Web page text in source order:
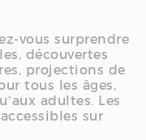
vous surprendre
découvertes
projections de
tous les âges,
adultes. Les
sur